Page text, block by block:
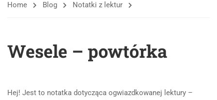
Home Blog Notatki z lektur
Wesele – powtórka
Hej! Jest to notatka dotycząca ogwiazdkowanej lektury –